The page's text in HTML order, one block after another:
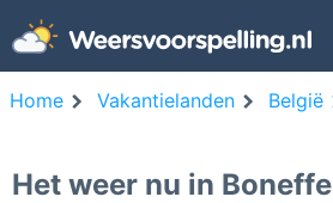
Home Vakantielanden België
Het weer nu in Boneffe